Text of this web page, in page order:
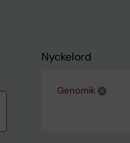
Nyckelord
Genomik